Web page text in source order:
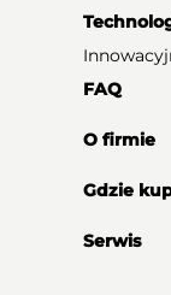
FAQ
O firmie
Gdzie
Serwis